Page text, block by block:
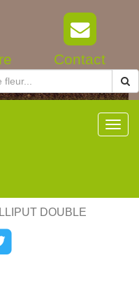
Contact
DOUBLE